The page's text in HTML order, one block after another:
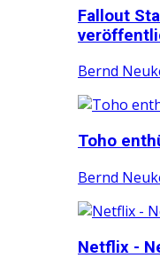
Fallout
Bernd
Toho
Bernd
Netflix -